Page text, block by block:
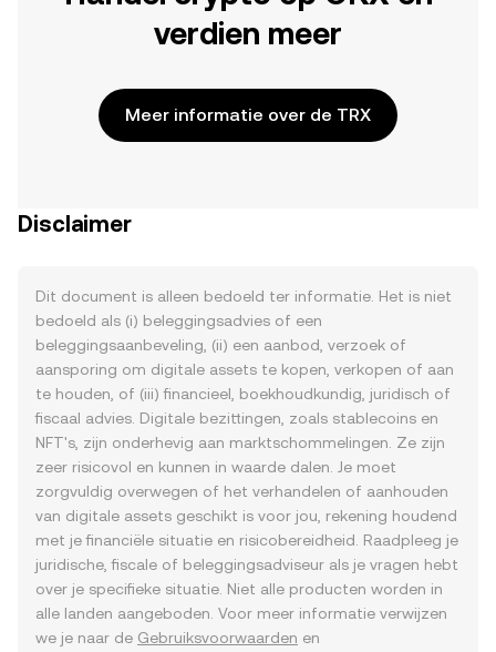
verdien meer
Meer informatie over de TRX
Disclaimer
Dit document is alleen bedoeld ter informatie. Het is niet
bedoeld als (i) beleggingsadvies of een
beleggingsaanbeveling, (ii) een aanbod, verzoek of
aansporing om digitale assets te kopen, verkopen of aan
te houden, of (iii) financieel, boekhoudkundig, juridisch of
fiscaal advies. Digitale bezittingen, zoals stablecoins en
NFT's, zijn onderhevig aan marktschommelingen. Ze zijn
zeer risicovol en kunnen in waarde dalen. Je moet
zorgvuldig overwegen of het verhandelen of aanhouden
van digitale assets geschikt is voor jou, rekening houdend
met je financiële situatie en risicobereidheid. Raadpleeg je
juridische, fiscale of beleggingsadviseur als je vragen hebt
over je specifieke situatie. Niet alle producten worden in
alle landen aangeboden. Voor meer informatie verwijzen
we je naar de Gebruiksvoorwaarden en